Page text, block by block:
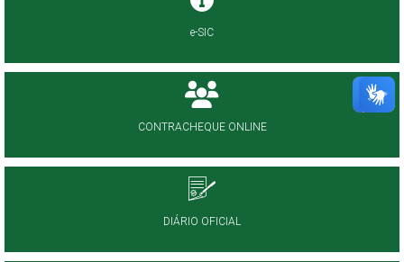
e-SIC
CONTRACHEQUE ONLINE
DIÁRIO OFICIAL